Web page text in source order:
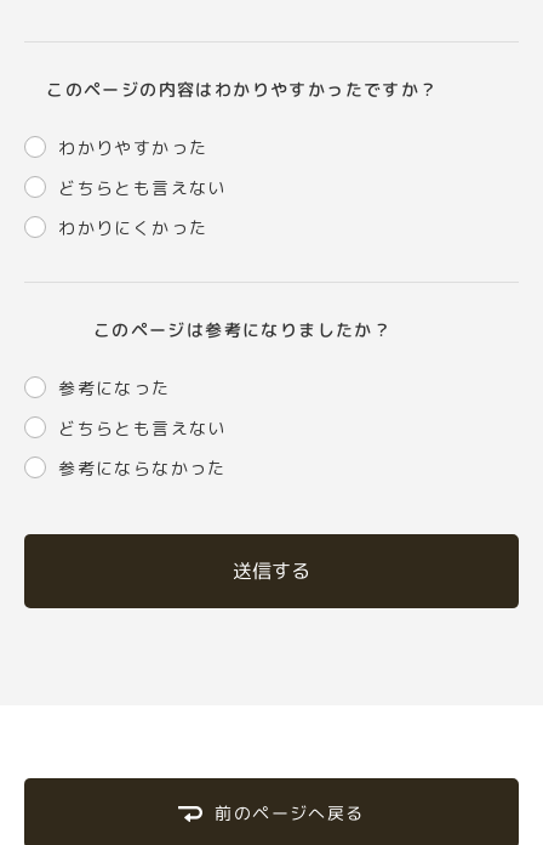
このページの内容はわかりやすかったですか？
わかりやすかった
どちらとも言えない
わかりにくかった
このページは参考になりましたか？
参考になった
どちらとも言えない
参考にならなかった
送信する
前のページへ戻る